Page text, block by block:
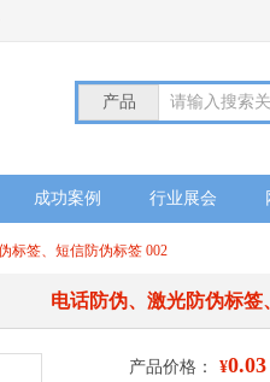
产品 请输入搜索
成功案例 行业展会
标签、短信防伪标签 002
电话防伪、激光防伪标签
产品价格： ¥0.03